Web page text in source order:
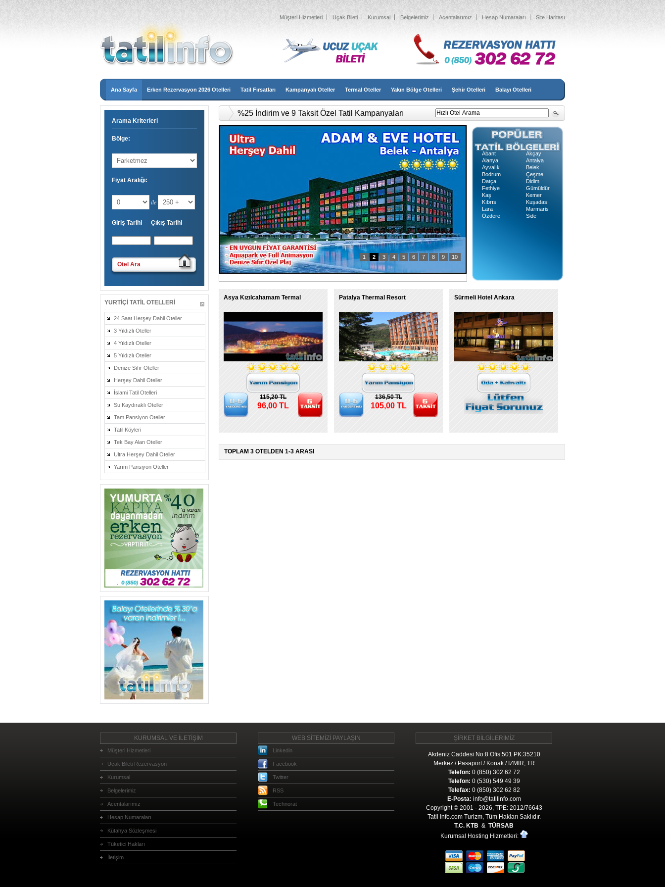
Müşteri Hizmetleri Uçak Bileti Kurumsal Belgelerimiz Acentalarımız Hesap Numaraları Site Haritası
Ana Sayfa Erken Rezervasyon 2026 Otelleri Tatil Fırsatları Kampanyalı Oteller Termal Oteller Yakın Bölge Otelleri Şehir Otelleri Balayı Otelleri
Arama Kriterleri
Bölge:
Fiyat Aralığı:
ile
Giriş Tarihi Çıkış Tarihi
Otel Ara
YURTIÇI TATIL OTELLERI
24 Saat Herşey Dahil Oteller
3 Yıldızlı Oteller
4 Yıldızlı Oteller
5 Yıldızlı Oteller
Denize Sıfır Oteller
Herşey Dahil Oteller
İslami Tatil Otelleri
Su Kaydıraklı Oteller
Tam Pansiyon Oteller
Tatil Köyleri
Tek Bay Alan Oteller
Ultra Herşey Dahil Oteller
Yarım Pansiyon Oteller
%25 İndirim ve 9 Taksit Özel Tatil Kampanyaları
1 2 3 4 5 6 7 8 9 10
Abant
Akçay
Alanya
Antalya
Ayvalık
Belek
Bodrum
Çeşme
Datça
Didim
Fethiye
Gümüldür
Kaş
Kemer
Kıbrıs
Kuşadası
Lara
Marmaris
Özdere
Side
Asya Kızılcahamam Termal
115,20 TL
96,00 TL
Patalya Thermal Resort
136,50 TL
105,00 TL
Sürmeli Hotel Ankara
TOPLAM 3 OTELDEN 1-3 ARASI
KURUMSAL VE İLETİŞİM
Müşteri Hizmetleri
Uçak Bileti Rezervasyon
Kurumsal
Belgelerimiz
Acentalarımız
Hesap Numaraları
Kütahya Sözleşmesi
Tüketici Hakları
İletişim
WEB SİTEMİZİ PAYLAŞIN
Linkedin
Facebook
Twitter
RSS
Technorat
ŞİRKET BİLGİLERİMİZ
Akdeniz Caddesi No:8 Ofis:501 PK:35210
Merkez / Pasaport / Konak / İZMİR, TR
Telefon: 0 (850) 302 62 72
Telefon: 0 (530) 549 49 39
Telefax: 0 (850) 302 62 82
E-Posta: info@tatilinfo.com
Copyright © 2001 - 2026, TPE: 2012/76643
Tatil Info.com Turizm, Tüm Hakları Saklıdır.
T.C. KTB & TÜRSAB
Kurumsal Hosting Hizmetleri: